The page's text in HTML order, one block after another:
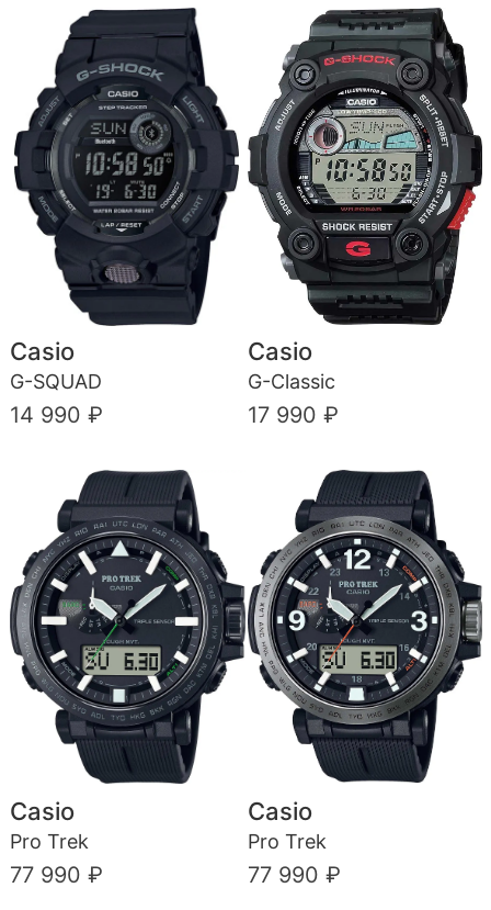
Casio
G-SQUAD
14 990 ₽
Casio
G-Classic
17 990 ₽
Casio
Pro Trek
77 990 ₽
Casio
Pro Trek
77 990 ₽